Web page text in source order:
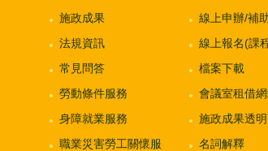
施政成果
法規資訊
常見問答
勞動條件服務
身障就業服務
職業災害勞工關懷服
線上申辦/補
線上報名(課
檔案下載
會議室租借
施政成果透
名詞解釋